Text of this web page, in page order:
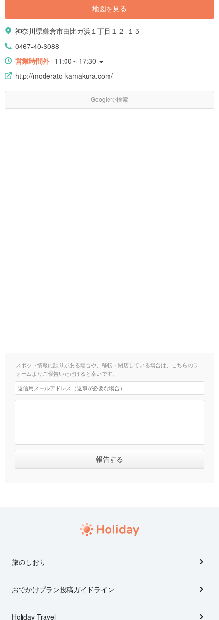
地図を見る
神奈川県鎌倉市由比ガ浜１丁目１２-１５
0467-40-6088
営業時間外 11:00～17:30
http://moderato-kamakura.com/
Googleで検索
スポット情報に誤りがある場合や、移転・閉店している場合は、こちらのフ
ォームよりご報告いただけると幸いです。
旅のしおり
おでかけプラン投稿ガイドライン
Holiday Travel